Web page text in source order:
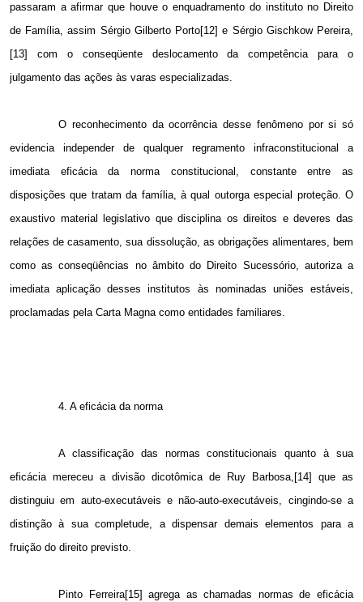
passaram a afirmar que houve o enquadramento do instituto no Direito
de Família, assim Sérgio Gilberto Porto[12] e Sérgio Gischkow Pereira,
[13] com o conseqüente deslocamento da competência para o
julgamento das ações às varas especializadas.
O reconhecimento da ocorrência desse fenômeno por si só
evidencia independer de qualquer regramento infraconstitucional a
imediata eficácia da norma constitucional, constante entre as
disposições que tratam da família, à qual outorga especial proteção. O
exaustivo material legislativo que disciplina os direitos e deveres das
relações de casamento, sua dissolução, as obrigações alimentares, bem
como as conseqüências no âmbito do Direito Sucessório, autoriza a
imediata aplicação desses institutos às nominadas uniões estáveis,
proclamadas pela Carta Magna como entidades familiares.
4. Aeficácia da norma
A classificação das normas constitucionais quanto à sua
eficácia mereceu a divisão dicotômica de Ruy Barbosa,[14] que as
distinguiu em auto-executáveis e não-auto-executáveis, cingindo-se a
distinção à sua completude, a dispensar demais elementos para a
fruição do direito previsto.
Pinto Ferreira[15] agrega as chamadas normas de eficácia